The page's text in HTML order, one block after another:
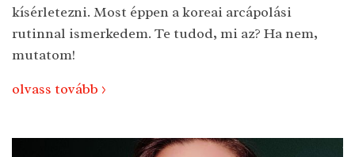
kísérletezni. Most éppen a koreai arcápolási
rutinnal ismerkedem. Te tudod, mi az? Ha nem,
mutatom!
olvass tovább >